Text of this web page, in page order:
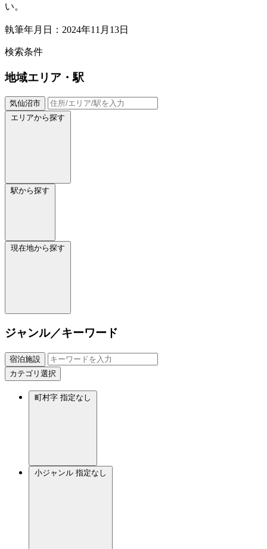
い。
執筆年月日：2024年11月13日
検索条件
地域エリア・駅
気仙沼市
エリアから探す
駅から探す
現在地から探す
ジャンル／キーワード
宿泊施設
カテゴリ選択
町村字 指定なし
小ジャンル 指定なし